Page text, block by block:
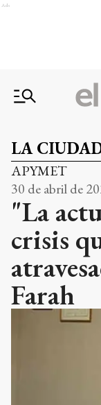
Ads
LA
APYMET
30 de abril de
"La
crisis
Farah